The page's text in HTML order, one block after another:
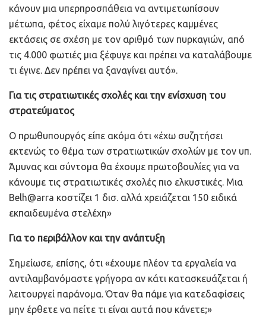
κάνουν μια υπερπροσπάθεια να αντιμετωπίσουν
μέτωπα, φέτος είχαμε πολύ λιγότερες καμμένες
εκτάσεις σε σχέση με τον αριθμό των πυρκαγιών, από
τις 4.000 φωτιές μια ξέφυγε και πρέπει να καταλάβουμε
τι έγινε. Δεν πρέπει να ξαναγίνει αυτό».
Για τις στρατιωτικές σχολές και την ενίσχυση του
στρατεύματος
Ο πρωθυπουργός είπε ακόμα ότι «έχω συζητήσει
εκτενώς το θέμα των στρατιωτικών σχολών με τον υπ.
Άμυνας και σύντομα θα έχουμε πρωτοβουλίες για να
κάνουμε τις στρατιωτικές σχολές πιο ελκυστικές. Μια
Belh@arra κοστίζει 1 δισ. αλλά χρειάζεται 150 ειδικά
εκπαιδευμένα στελέχη»
Για το περιβάλλον και την ανάπτυξη
Σημείωσε, επίσης, ότι «έχουμε πλέον τα εργαλεία να
αντιλαμβανόμαστε γρήγορα αν κάτι κατασκευάζεται ή
λειτουργεί παράνομα. Όταν θα πάμε για κατεδαφίσεις
μην έρθετε να πείτε τι είναι αυτά που κάνετε;»